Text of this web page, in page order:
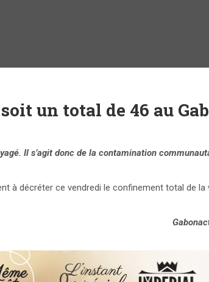
un total de 46 au
Il s’agit donc de la contamination
à décréter ce vendredi le confinement total de la